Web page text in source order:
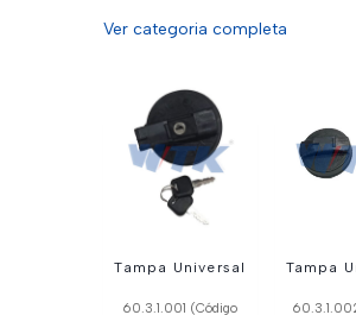
Ver categoria completa
Tampa Universal
60.3.1.001 (Código
Tampa